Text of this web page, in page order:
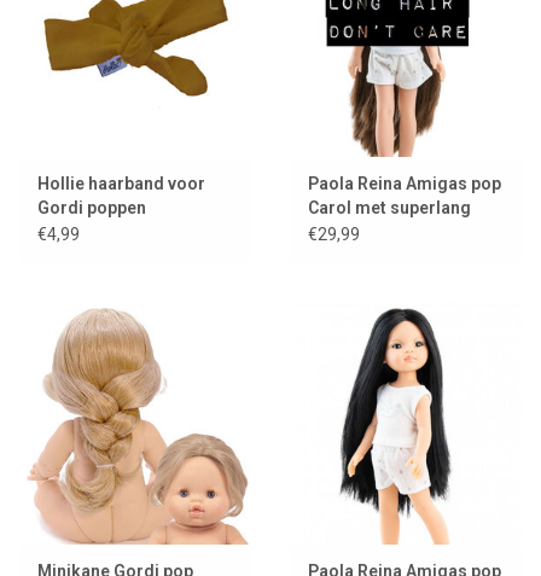
Hollie haarband voor
Gordi poppen
€4,99
Paola Reina Amigas pop
Carol met superlang
haar
€29,99
Minikane Gordi pop
Paola Reina Amigas pop